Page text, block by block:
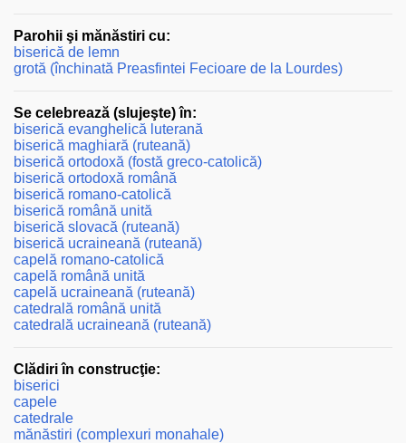
Parohii şi mănăstiri cu:
biserică de lemn
grotă (închinată Preasfintei Fecioare de la Lourdes)
Se celebrează (slujeşte) în:
biserică evanghelică luterană
biserică maghiară (ruteană)
biserică ortodoxă (fostă greco-catolică)
biserică ortodoxă română
biserică romano-catolică
biserică română unită
biserică slovacă (ruteană)
biserică ucraineană (ruteană)
capelă romano-catolică
capelă română unită
capelă ucraineană (ruteană)
catedrală română unită
catedrală ucraineană (ruteană)
Clădiri în construcţie:
biserici
capele
catedrale
mănăstiri (complexuri monahale)